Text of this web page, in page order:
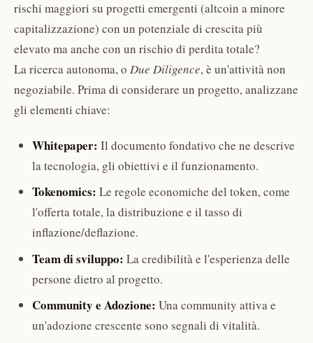
rischi maggiori su progetti emergenti (altcoin a minore
capitalizzazione) con un potenziale di crescita più
elevato ma anche con un rischio di perdita totale?
La ricerca autonoma, o Due Diligence, è un'attività non
negoziabile. Prima di considerare un progetto, analizzane
gli elementi chiave:
Whitepaper: Il documento fondativo che ne descrive
la tecnologia, gli obiettivi e il funzionamento.
Tokenomics: Le regole economiche del token, come
l'offerta totale, la distribuzione e il tasso di
inflazione/deflazione.
Team di sviluppo: La credibilità e l'esperienza delle
persone dietro al progetto.
Community e Adozione: Una community attiva e
un'adozione crescente sono segnali di vitalità.